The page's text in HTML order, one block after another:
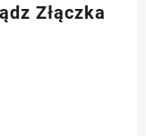
Złączka